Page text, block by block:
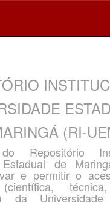
(RI-
Repositório
Estadual de
e permitir o
(científica,
da